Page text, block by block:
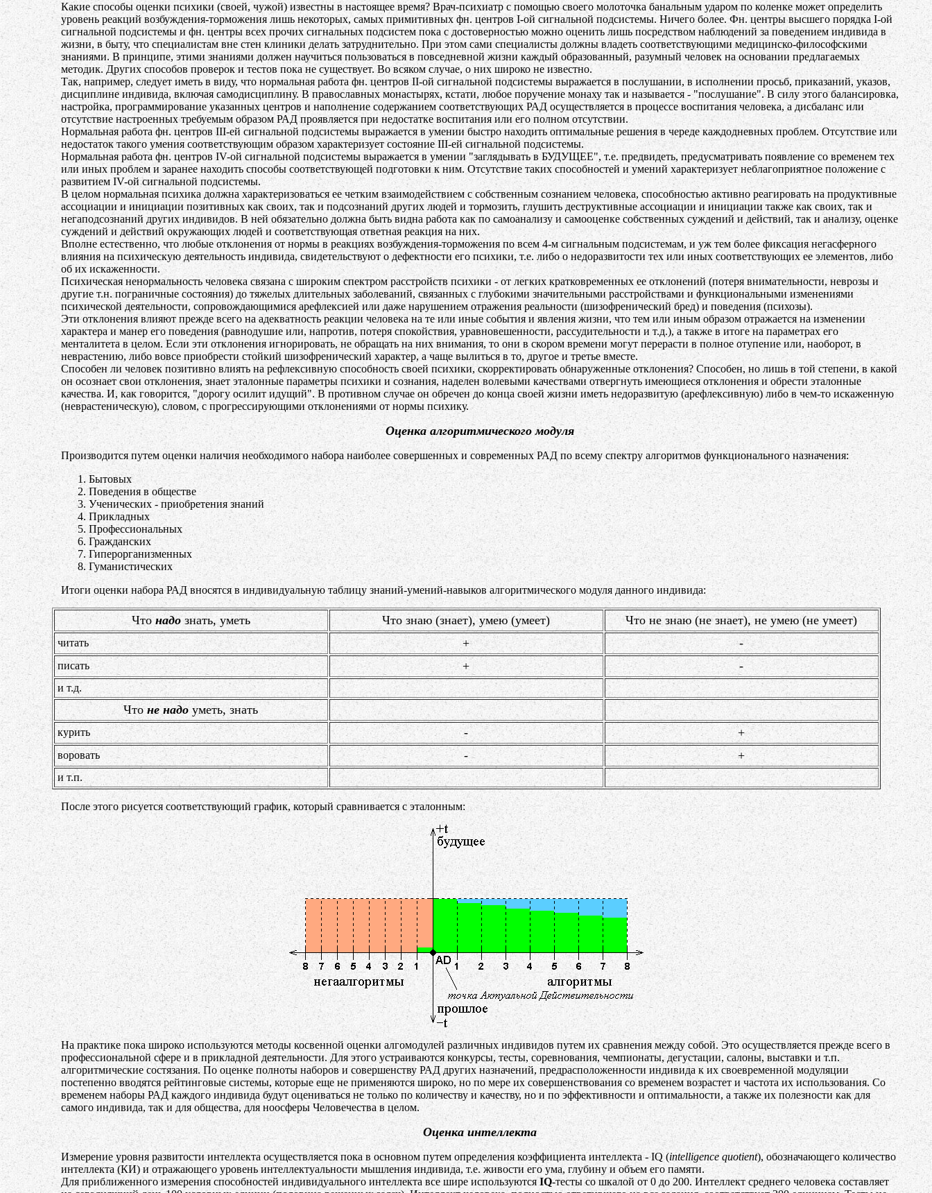
Какие способы оценки психики (своей, чужой) известны в настоящее время? Врач-психиатр с помощью своего молоточка банальным ударом по коленке может определить
уровень реакций возбуждения-торможения лишь некоторых, самых примитивных фн. центров I-ой сигнальной подсистемы. Ничего более. Фн. центры высшего порядка I-ой
сигнальной подсистемы и фн. центры всех прочих сигнальных подсистем пока с достоверностью можно оценить лишь посредством наблюдений за поведением индивида в
жизни, в быту, что специалистам вне стен клиники делать затруднительно. При этом сами специалисты должны владеть соответствующими медицинско-философскими
знаниями. В принципе, этими знаниями должен научиться пользоваться в повседневной жизни каждый образованный, разумный человек на основании предлагаемых
методик. Других способов проверок и тестов пока не существует. Во всяком случае, о них широко не известно.
Так, например, следует иметь в виду, что нормальная работа фн. центров II-ой сигнальной подсистемы выражается в послушании, в исполнении просьб, приказаний, указов,
дисциплине индивида, включая самодисциплину. В православных монастырях, кстати, любое поручение монаху так и называется - "послушание". В силу этого балансировка,
настройка, программирование указанных центров и наполнение содержанием соответствующих РАД осуществляется в процессе воспитания человека, а дисбаланс или
отсутствие настроенных требуемым образом РАД проявляется при недостатке воспитания или его полном отсутствии.
Нормальная работа фн. центров III-ей сигнальной подсистемы выражается в умении быстро находить оптимальные решения в череде каждодневных проблем. Отсутствие или
недостаток такого умения соответствующим образом характеризует состояние III-ей сигнальной подсистемы.
Нормальная работа фн. центров IV-ой сигнальной подсистемы выражается в умении "заглядывать в БУДУЩЕЕ", т.е. предвидеть, предусматривать появление со временем тех
или иных проблем и заранее находить способы соответствующей подготовки к ним. Отсутствие таких способностей и умений характеризует неблагоприятное положение с
развитием IV-ой сигнальной подсистемы.
В целом нормальная психика должна характеризоваться ее четким взаимодействием с собственным сознанием человека, способностью активно реагировать на продуктивные
ассоциации и инициации позитивных как своих, так и подсознаний других людей и тормозить, глушить деструктивные ассоциации и инициации также как своих, так и
негаподсознаний других индивидов. В ней обязательно должна быть видна работа как по самоанализу и самооценке собственных суждений и действий, так и анализу, оценке
суждений и действий окружающих людей и соответствующая ответная реакция на них.
Вполне естественно, что любые отклонения от нормы в реакциях возбуждения-торможения по всем 4-м сигнальным подсистемам, и уж тем более фиксация негасферного
влияния на психическую деятельность индивида, свидетельствуют о дефектности его психики, т.е. либо о недоразвитости тех или иных соответствующих ее элементов, либо
об их искаженности.
Психическая ненормальность человека связана с широким спектром расстройств психики - от легких кратковременных ее отклонений (потеря внимательности, неврозы и
другие т.н. пограничные состояния) до тяжелых длительных заболеваний, связанных с глубокими значительными расстройствами и функциональными изменениями
психической деятельности, сопровождающимися арефлексией или даже нарушением отражения реальности (шизофренический бред) и поведения (психозы).
Эти отклонения влияют прежде всего на адекватность реакции человека на те или иные события и явления жизни, что тем или иным образом отражается на изменении
характера и манер его поведения (равнодушие или, напротив, потеря спокойствия, уравновешенности, рассудительности и т.д.), а также в итоге на параметрах его
менталитета в целом. Если эти отклонения игнорировать, не обращать на них внимания, то они в скором времени могут перерасти в полное отупение или, наоборот, в
неврастению, либо вовсе приобрести стойкий шизофренический характер, а чаще вылиться в то, другое и третье вместе.
Способен ли человек позитивно влиять на рефлексивную способность своей психики, скорректировать обнаруженные отклонения? Способен, но лишь в той степени, в какой
он осознает свои отклонения, знает эталонные параметры психики и сознания, наделен волевыми качествами отвергнуть имеющиеся отклонения и обрести эталонные
качества. И, как говорится, "дорогу осилит идущий". В противном случае он обречен до конца своей жизни иметь недоразвитую (арефлексивную) либо в чем-то искаженную
(неврастеническую), словом, с прогрессирующими отклонениями от нормы психику.
Оценка алгоритмического модуля
Производится путем оценки наличия необходимого набора наиболее совершенных и современных РАД по всему спектру алгоритмов функционального назначения:
Бытовых
Поведения в обществе
Ученических - приобретения знаний
Прикладных
Профессиональных
Гражданских
Гиперорганизменных
Гуманистических
Итоги оценки набора РАД вносятся в индивидуальную таблицу знаний-умений-навыков алгоритмического модуля данного индивида:
Что надознать, уметь Что знаю (знает), умею (умеет) Что не знаю (не знает), не умею (не умеет)
читать + -
писать + -
и т.д.
Чтоне надоуметь, знать
курить - +
воровать - +
и т.п.
После этого рисуется соответствующий график, который сравнивается с эталонным:
На практике пока широко используются методы косвенной оценки алгомодулей различных индивидов путем их сравнения между собой. Это осуществляется прежде всего в
профессиональной сфере и в прикладной деятельности. Для этого устраиваются конкурсы, тесты, соревнования, чемпионаты, дегустации, салоны, выставки и т.п.
алгоритмические состязания. По оценке полноты наборов и совершенству РАД других назначений, предрасположенности индивида к их своевременной модуляции
постепенно вводятся рейтинговые системы, которые еще не применяются широко, но по мере их совершенствования со временем возрастет и частота их использования. Со
временем наборы РАД каждого индивида будут оцениваться не только по количеству и качеству, но и по эффективности и оптимальности, а также их полезности как для
самого индивида, так и для общества, для ноосферы Человечества в целом.
Оценка интеллекта
Измерение уровня развитости интеллекта осуществляется пока в основном путем определения коэффициента интеллекта - IQ (intelligence quotient), обозначающего количество
интеллекта (КИ) и отражающего уровень интеллектуальности мышления индивида, т.е. живости его ума, глубину и объем его памяти.
Для приближенного измерения способностей индивидуального интеллекта все шире используютсяIQ-тесты со шкалой от 0 до 200. Интеллект среднего человека составляет